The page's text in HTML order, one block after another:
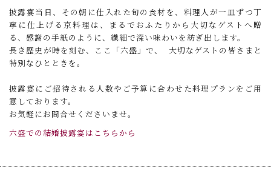
披露宴当日、その朝に仕入れた旬の食材を、料理人が一皿ずつ丁
寧に仕上げる京料理は、まるでおふたりから大切なゲストへ贈
る、感謝の手紙のように、繊細で深い味わいを紡ぎ出します。
長き歴史が時を刻む、ここ「六盛」で、 大切なゲストの皆さまと
特別なひとときを。
披露宴にご招待される人数やご予算に合わせた料理プランをご用
意しております。
お気軽にお問合せくださいませ。
六盛での結婚披露宴はこちらから